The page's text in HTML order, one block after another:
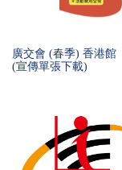
廣交會 (春季) 香港館
(宣傳單張下載)